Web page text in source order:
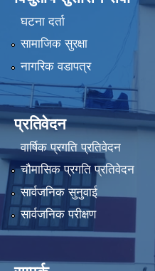
घटना दर्ता
सामाजिक सुरक्षा
नागरिक वडापत्र
प्रतिवेदन
वार्षिक प्रगति प्रतिवेदन
चौमासिक प्रगति प्रतिवेदन
सार्वजनिक सुनुवाई
सार्वजनिक परीक्षण